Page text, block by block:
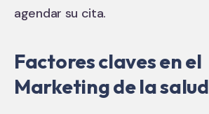
agendar su cita.
Factores claves en el
Marketing de la salud